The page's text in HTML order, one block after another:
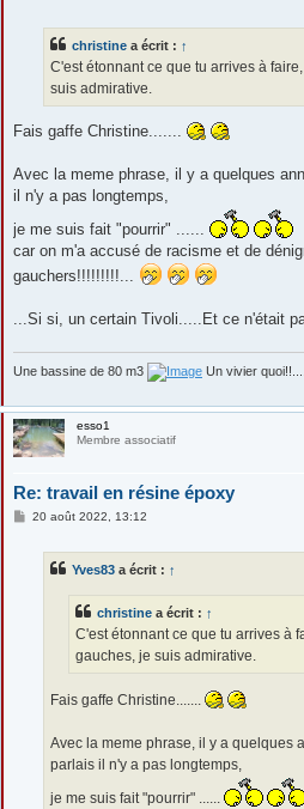
christine a écrit : ↑
C'est étonnant ce que tu arrives à
suis admirative.
Fais gaffe Christine.......
Avec la meme phrase, il y a quelques
il n'y a pas longtemps,
je me suis fait "pourrir" ......
car on m'a accusé de racisme et de
gauchers!!!!!!!!!...
...Si si, un certain Tivoli.....Et ce n'était
Une bassine de 80 m3 Un vivier
esso1
Membre associatif
Re: travail en résine époxy
M20 août 2022, 13:12
Yves83 a écrit : ↑
christine a écrit : ↑
C'est étonnant ce que tu arrives à
gauches, je suis admirative.
Fais gaffe Christine.......
Avec la meme phrase, il y a quelques
parlais il n'y a pas longtemps,
je me suis fait "pourrir" ......